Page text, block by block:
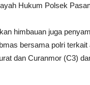
Hukum Polsek
himbauan juga
bersama polri
dan Curanmor (C3)